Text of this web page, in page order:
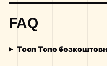
FAQ
Toon Tone